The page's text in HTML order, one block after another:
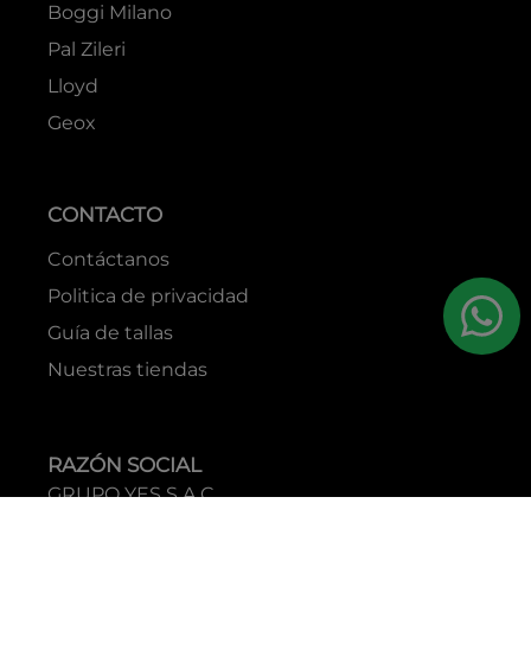
Boggi Milano
Pal Zileri
Lloyd
Geox
CONTACTO
Contáctanos
Politica de privacidad
Guía de tallas
Nuestras tiendas
RAZÓN SOCIAL
GRUPO YES S.A.C.